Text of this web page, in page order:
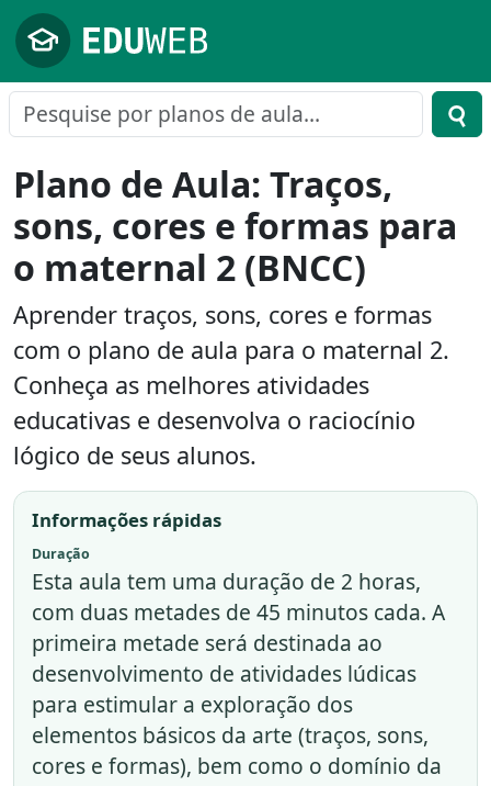
Pular para o conteúdo principal
Plano de Aula: Traços,
sons, cores e formas para
o maternal 2 (BNCC)
Aprender traços, sons, cores e formas
com o plano de aula para o maternal 2.
Conheça as melhores atividades
educativas e desenvolva o raciocínio
lógico de seus alunos.
Informações rápidas
Duração
Esta aula tem uma duração de 2 horas,
com duas metades de 45 minutos cada. A
primeira metade será destinada ao
desenvolvimento de atividades lúdicas
para estimular a exploração dos
elementos básicos da arte (traços, sons,
cores e formas), bem como o domínio da